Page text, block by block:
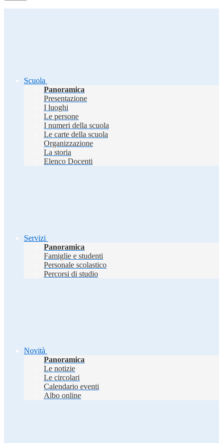
Scuola
Panoramica
Presentazione
I luoghi
Le persone
I numeri della scuola
Le carte della scuola
Organizzazione
La storia
Elenco Docenti
Servizi
Panoramica
Famiglie e studenti
Personale scolastico
Percorsi di studio
Novità
Panoramica
Le notizie
Le circolari
Calendario eventi
Albo online